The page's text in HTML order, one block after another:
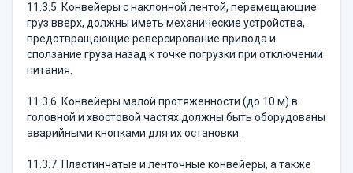
11.3.5. Конвейеры с наклонной лентой, переме­щающие
груз вверх, должны иметь механические устройства,
предотвращающие реверсирование при­вода и
сползание груза назад к точке погрузки при отключении
питания.
11.3.6. Конвейеры малой протяженности (до 10 м) в
головной и хвостовой частях должны быть обору­дованы
аварийными кнопками для их остановки.
11.3.7. Пластинчатые и ленточные конвейеры, а также